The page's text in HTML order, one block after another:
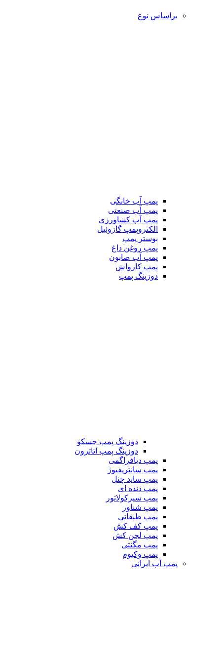
براساس نوع
پمپ آب خانگی
پمپ آب صنعتی
پمپ آب کشاورزی
الکتروپمپ گازوئیل
بوستر پمپ
پمپ روغن داغ
پمپ آب صابون
پمپ کارواش
دوزینگ پمپ
دوزینگ پمپ جسکو
دوزینگ پمپ اتاترون
پمپ دیافراگمی
پمپ سانتریفیوژ
پمپ ساید چنل
پمپ دنده ای
پمپ سیرکولاتور
پمپ شناور
پمپ طبقاتی
پمپ کف کش
پمپ لجن کش
پمپ مگنتی
پمپ وکیوم
پمپ آب ایرانی